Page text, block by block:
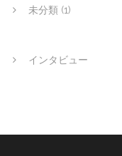
未分類 (1)
インタビュー